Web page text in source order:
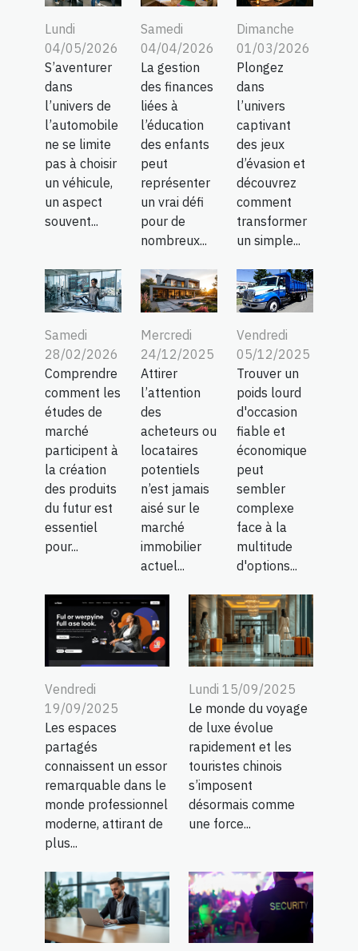
Lundi
04/05/2026
S’aventurer
dans
l’univers de
l’automobile
ne se limite
pas à choisir
un véhicule,
un aspect
souvent...
Samedi
04/04/2026
La gestion
des finances
liées à
l’éducation
des enfants
peut
représenter
un vrai défi
pour de
nombreux...
Dimanche
01/03/2026
Plongez
dans
l’univers
captivant
des jeux
d’évasion et
découvrez
comment
transformer
un simple...
Samedi
28/02/2026
Comprendre
comment les
études de
marché
participent à
la création
des produits
du futur est
essentiel
pour...
Mercredi
24/12/2025
Attirer
l’attention
des
acheteurs ou
locataires
potentiels
n’est jamais
aisé sur le
marché
immobilier
actuel...
Vendredi
05/12/2025
Trouver un
poids lourd
d'occasion
fiable et
économique
peut
sembler
complexe
face à la
multitude
d'options...
Vendredi
19/09/2025
Les espaces
partagés
connaissent un essor
remarquable dans le
monde professionnel
moderne, attirant de
plus...
Lundi 15/09/2025
Le monde du voyage
de luxe évolue
rapidement et les
touristes chinois
s’imposent
désormais comme
une force...